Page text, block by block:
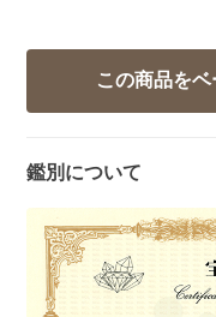
鑑別について